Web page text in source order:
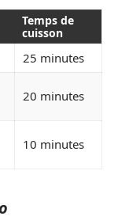
Temps de
cuisson
25 minutes
20 minutes
10 minutes